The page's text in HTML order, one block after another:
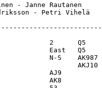
- Janne Rautanen